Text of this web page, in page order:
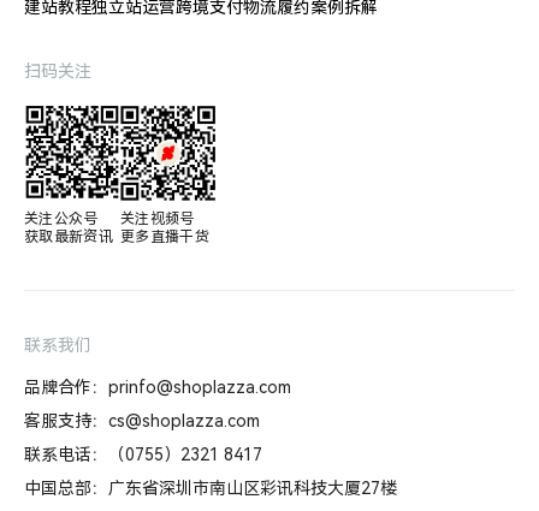
建站教程独立站运营跨境支付物流履约案例拆解
扫码关注
关注公众号
获取最新资讯
关注视频号
更多直播干货
联系我们
品牌合作：prinfo@shoplazza.com
客服支持：cs@shoplazza.com
联系电话：（0755）2321 8417
中国总部：广东省深圳市南山区彩讯科技大厦27楼